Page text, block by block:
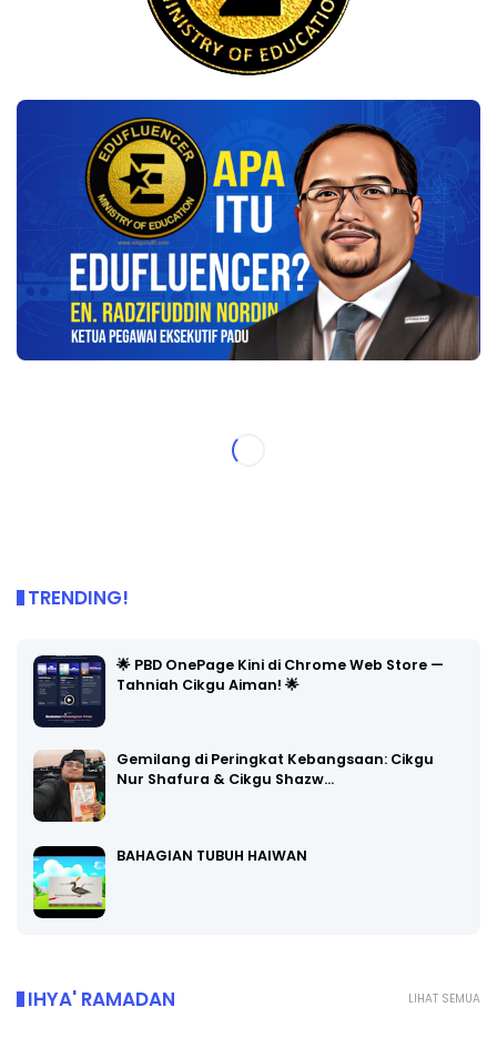
TRENDING!
🌟 PBD OnePage Kini di Chrome Web Store —
Tahniah Cikgu Aiman! 🌟
Gemilang di Peringkat Kebangsaan: Cikgu
Nur Shafura & Cikgu Shazw…
BAHAGIAN TUBUH HAIWAN
LIHAT SEMUA
IHYA' RAMADAN